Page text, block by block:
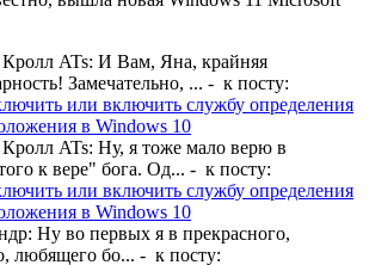
ATs: И Вам, Яна, крайняя
Замечательно, ... - к посту:
или включить службу определения
в Windows 10
ATs: Ну, я тоже мало верю в
к вере" бога. Од... - к посту:
или включить службу определения
в Windows 10
: Ну во первых я в прекрасного,
любящего бо... - к посту: